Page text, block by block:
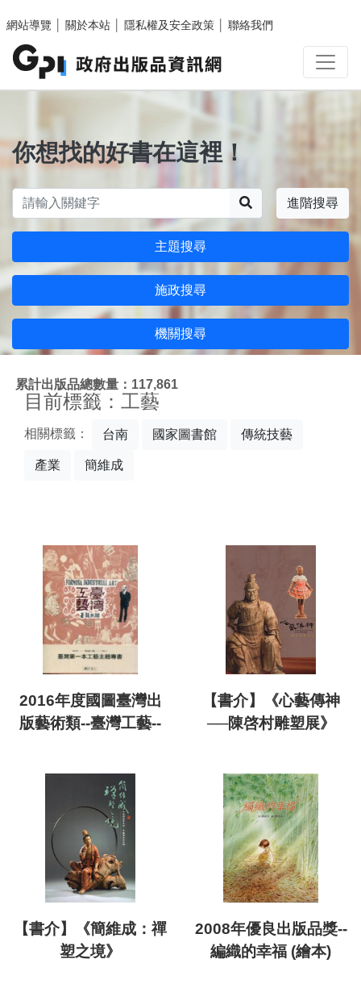
網站導覽
關於本站 隱私權及安全政策 聯絡我們
你想找的好書在這裡！
進階搜尋
主題搜尋
施政搜尋
機關搜尋
累計出版品總數量：117,861
目前標籤：工藝
相關標籤： 台南 國家圖書館 傳統技藝
產業 簡維成
2016年度國圖臺灣出
版藝術類--臺灣工藝--
【書介】《心藝傳神
──陳啓村雕塑展》
【書介】《簡維成：禪
塑之境》
2008年優良出版品獎--
編織的幸福 (繪本)